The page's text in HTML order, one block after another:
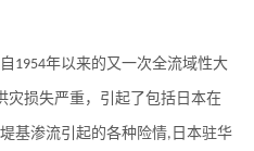
1954年以来的又一次全流域性大
灾损失严重，引起了包括日本在
基渗流引起的各种险情, 日本驻华